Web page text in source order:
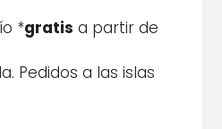
*gratis a partir de
Pedidos a las islas